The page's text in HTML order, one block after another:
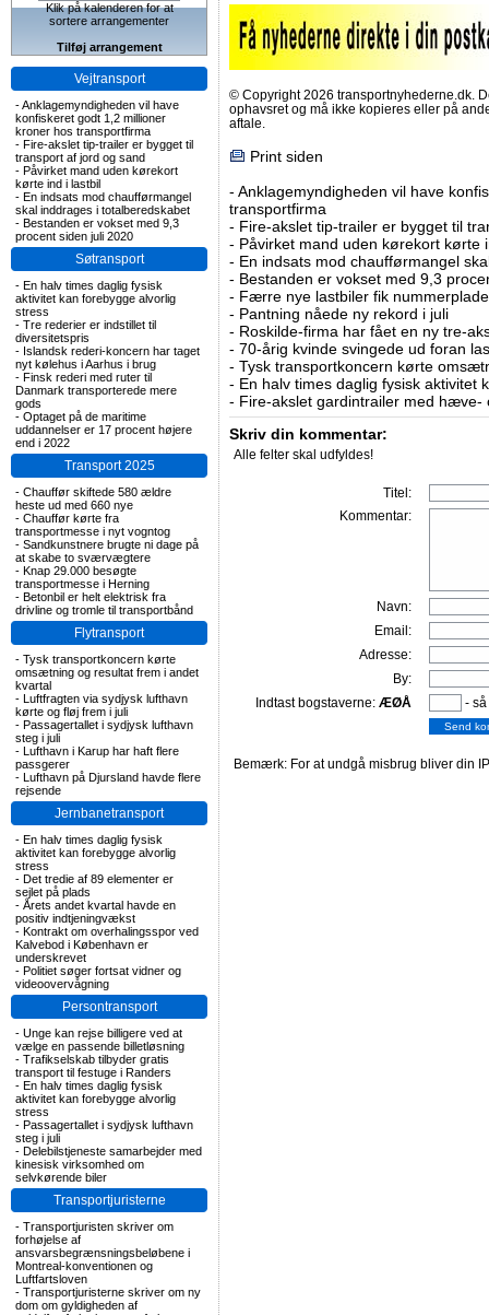
Klik på kalenderen for at
sortere arrangementer
Tilføj arrangement
Vejtransport
-Anklagemyndigheden vil have
konfiskeret godt 1,2 millioner
kroner hos transportfirma
- Fire-akslet tip-trailer er bygget til
transport af jord og sand
- Påvirket mand uden kørekort
kørte ind i lastbil
- En indsats mod chaufførmangel
skal inddrages i totalberedskabet
- Bestanden er vokset med 9,3
procent siden juli 2020
Søtransport
- En halv times daglig fysisk
aktivitet kan forebygge alvorlig
stress
- Tre rederier er indstillet til
diversitetspris
- Islandsk rederi-koncern har taget
nyt kølehus i Aarhus i brug
- Finsk rederi med ruter til
Danmark transporterede mere
gods
- Optaget på de maritime
uddannelser er 17 procent højere
end i 2022
Transport 2025
- Chauffør skiftede 580 ældre
heste ud med 660 nye
- Chauffør kørte fra
transportmesse i nyt vogntog
- Sandkunstnere brugte ni dage på
at skabe to sværvægtere
- Knap 29.000 besøgte
transportmesse i Herning
- Betonbil er helt elektrisk fra
drivline og tromle til transportbånd
Flytransport
- Tysk transportkoncern kørte
omsætning og resultat frem i andet
kvartal
- Luftfragten via sydjysk lufthavn
kørte og fløj frem i juli
- Passagertallet i sydjysk lufthavn
steg i juli
- Lufthavn i Karup har haft flere
passgerer
- Lufthavn på Djursland havde flere
rejsende
Jernbanetransport
- En halv times daglig fysisk
aktivitet kan forebygge alvorlig
stress
- Det tredie af 89 elementer er
sejlet på plads
- Årets andet kvartal havde en
positiv indtjeningvækst
- Kontrakt om overhalingsspor ved
Kalvebod i København er
underskrevet
- Politiet søger fortsat vidner og
videoovervågning
Persontransport
- Unge kan rejse billigere ved at
vælge en passende billetløsning
- Trafikselskab tilbyder gratis
transport til festuge i Randers
- En halv times daglig fysisk
aktivitet kan forebygge alvorlig
stress
- Passagertallet i sydjysk lufthavn
steg i juli
- Delebilstjeneste samarbejder med
kinesisk virksomhed om
selvkørende biler
Transportjuristerne
- Transportjuristen skriver om
forhøjelse af
ansvarsbegrænsningsbeløbene i
Montreal-konventionen og
Luftfartsloven
- Transportjuristerne skriver om ny
dom om gyldigheden af
© Copyright 2026 transportnyhederne.dk.
ophavsret og må ikke kopieres eller på
aftale.
Print siden
- Anklagemyndigheden vil have
transportfirma
- Fire-akslet tip-trailer er bygget til
- Påvirket mand uden kørekort kørte
- En indsats mod chaufførmangel
- Bestanden er vokset med 9,3
- Færre nye lastbiler fik
- Pantning nåede ny rekord i juli
- Roskilde-firma har fået en ny tre-
- 70-årig kvinde svingede ud foran
- Tysk transportkoncern kørte
- En halv times daglig fysisk aktivitet
- Fire-akslet gardintrailer med hæve-
Skriv din kommentar:
Alle felter skal udfyldes!
Titel:
Kommentar:
Navn:
Email:
Adresse:
By:
Indtast bogstaverne: ÆØÅ -
Bemærk: For at undgå misbrug bliver din